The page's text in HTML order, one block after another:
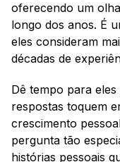
oferecendo um
longo dos anos. É
eles consideram
décadas de
Dê tempo para
respostas toquem
crescimento
pergunta tão
histórias pessoais